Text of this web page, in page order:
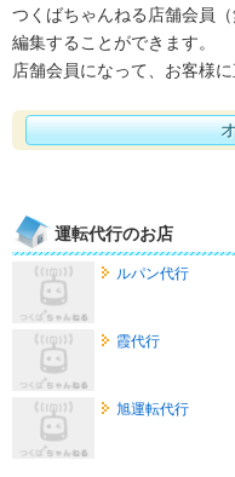
つくばちゃんねる店舗会員
編集することができます。
店舗会員になって、お客様
運転代行のお店
ルパン代行
霞代行
旭運転代行